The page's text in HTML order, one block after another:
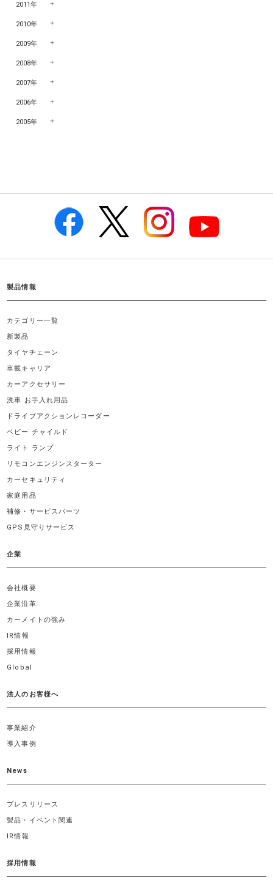
2011年
2010年
2009年
2008年
2007年
2006年
2005年
製品情報
カテゴリー一覧
新製品
タイヤチェーン
車載キャリア
カーアクセサリー
洗車 お手入れ用品
ドライブアクションレコーダー
ベビー チャイルド
ライト ランプ
リモコンエンジンスターター
カーセキュリティ
家庭用品
補修・サービスパーツ
GPS見守りサービス
企業
会社概要
企業沿革
カーメイトの強み
IR情報
採用情報
Global
法人のお客様へ
事業紹介
導入事例
News
プレスリリース
製品・イベント関連
IR情報
採用情報